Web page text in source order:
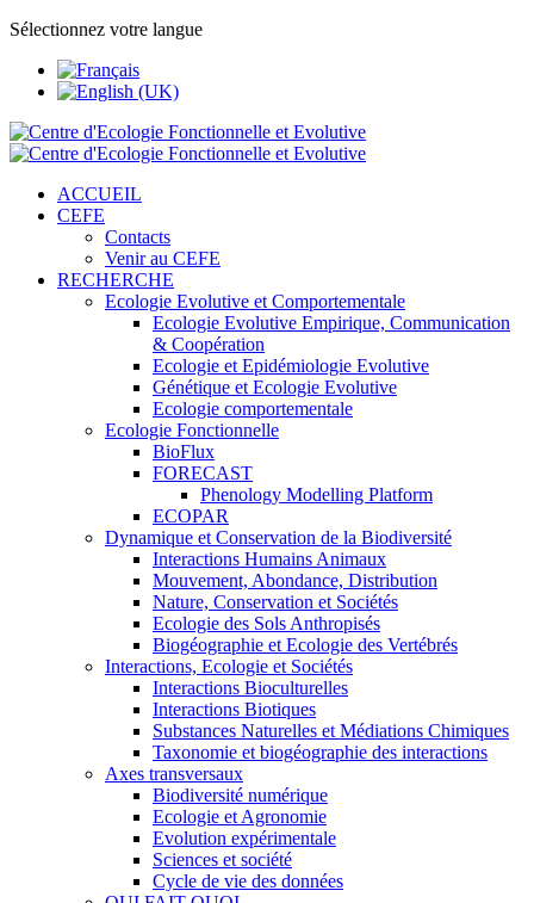
Sélectionnez votre langue
ACCUEIL
CEFE
Contacts
Venir au CEFE
RECHERCHE
Ecologie Evolutive et Comportementale
Ecologie Evolutive Empirique, Communication
& Coopération
Ecologie et Epidémiologie Evolutive
Génétique et Ecologie Evolutive
Ecologie comportementale
Ecologie Fonctionnelle
BioFlux
FORECAST
Phenology Modelling Platform
ECOPAR
Dynamique et Conservation de la Biodiversité
Interactions Humains Animaux
Mouvement, Abondance, Distribution
Nature, Conservation et Sociétés
Ecologie des Sols Anthropisés
Biogéographie et Ecologie des Vertébrés
Interactions, Ecologie et Sociétés
Interactions Bioculturelles
Interactions Biotiques
Substances Naturelles et Médiations Chimiques
Taxonomie et biogéographie des interactions
Axes transversaux
Biodiversité numérique
Ecologie et Agronomie
Evolution expérimentale
Sciences et société
Cycle de vie des données